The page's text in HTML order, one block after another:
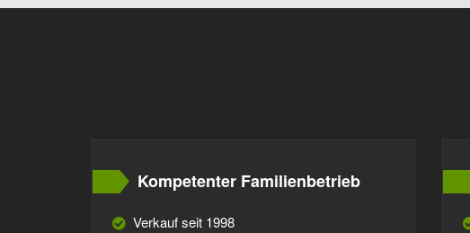
Kompetenter Familienbetrieb
Verkauf seit 1998